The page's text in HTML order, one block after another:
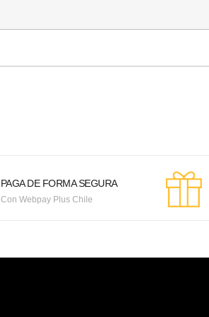
PAGA DE FORMA SEGURA
Con Webpay Plus Chile